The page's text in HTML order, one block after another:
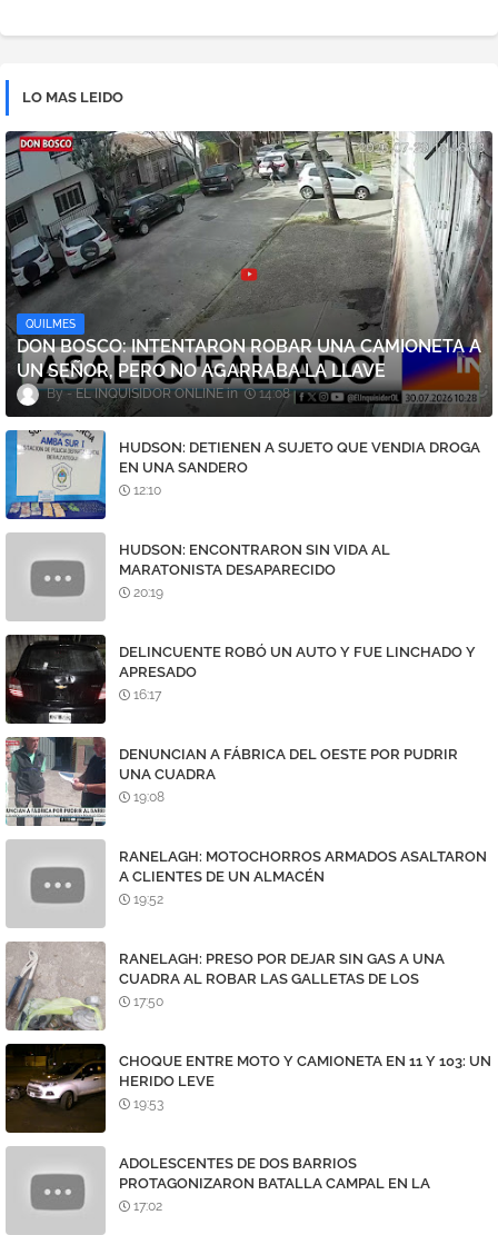
LO MAS LEIDO
QUILMES
DON BOSCO: INTENTARON ROBAR UNA CAMIONETA A
UN SEÑOR, PERO NO AGARRABA LA LLAVE
EL INQUISIDOR ONLINE 14:08
HUDSON: DETIENEN A SUJETO QUE VENDIA DROGA
EN UNA SANDERO
12:10
HUDSON: ENCONTRARON SIN VIDA AL
MARATONISTA DESAPARECIDO
20:19
DELINCUENTE ROBÓ UN AUTO Y FUE LINCHADO Y
APRESADO
16:17
DENUNCIAN A FÁBRICA DEL OESTE POR PUDRIR
UNA CUADRA
19:08
RANELAGH: MOTOCHORROS ARMADOS ASALTARON
A CLIENTES DE UN ALMACÉN
19:52
RANELAGH: PRESO POR DEJAR SIN GAS A UNA
CUADRA AL ROBAR LAS GALLETAS DE LOS
MEDIDORES
17:50
CHOQUE ENTRE MOTO Y CAMIONETA EN 11 Y 103: UN
HERIDO LEVE
19:53
ADOLESCENTES DE DOS BARRIOS
PROTAGONIZARON BATALLA CAMPAL EN LA
AVENIDA 7
17:02